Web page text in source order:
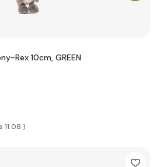
Rex 10cm, GREEN
11.08.)